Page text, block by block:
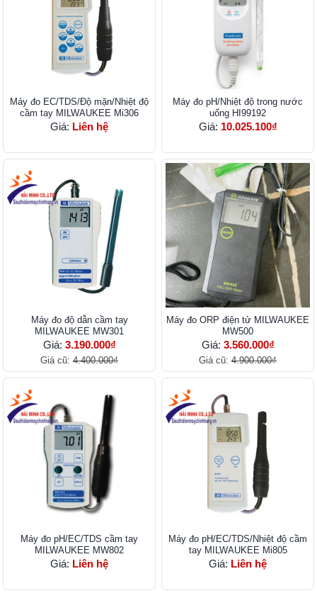
Máy đo EC/TDS/Độ mặn/Nhiệt độ
cầm tay MILWAUKEE Mi306
Giá: Liên hệ
Máy đo pH/Nhiệt độ trong nước
uống HI99192
Giá: 10.025.100₫
Máy đo độ dẫn cầm tay
MILWAUKEE MW301
Giá: 3.190.000₫
Giá cũ: 4.400.000₫
Máy đo ORP điện tử MILWAUKEE
MW500
Giá: 3.560.000₫
Giá cũ: 4.900.000₫
Máy đo pH/EC/TDS cầm tay
MILWAUKEE MW802
Giá: Liên hệ
Máy đo pH/EC/TDS/Nhiệt độ cầm
tay MILWAUKEE Mi805
Giá: Liên hệ